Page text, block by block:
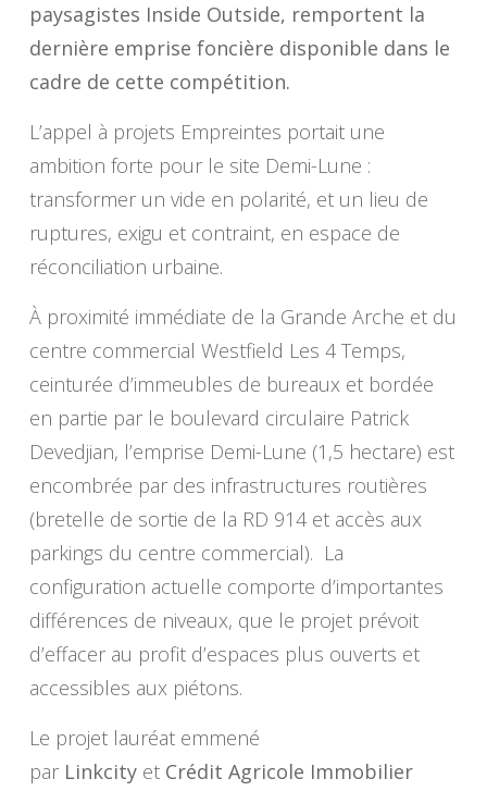
paysagistes Inside Outside, remportent la
dernière emprise foncière disponible dans le
cadre de cette compétition.
L’appel à projets Empreintes portait une
ambition forte pour le site Demi-Lune :
transformer un vide en polarité, et un lieu de
ruptures, exigu et contraint, en espace de
réconciliation urbaine.
À proximité immédiate de la Grande Arche et du
centre commercial Westfield Les 4 Temps,
ceinturée d’immeubles de bureaux et bordée
en partie par le boulevard circulaire Patrick
Devedjian, l’emprise Demi-Lune (1,5 hectare) est
encombrée par des infrastructures routières
(bretelle de sortie de la RD 914 et accès aux
parkings du centre commercial). La
configuration actuelle comporte d’importantes
différences de niveaux, que le projet prévoit
d’effacer au profit d’espaces plus ouverts et
accessibles aux piétons.
Le projet lauréat emmené
par Linkcityet Crédit Agricole Immobilier